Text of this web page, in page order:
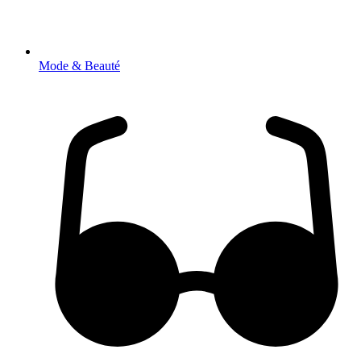
Mode & Beauté